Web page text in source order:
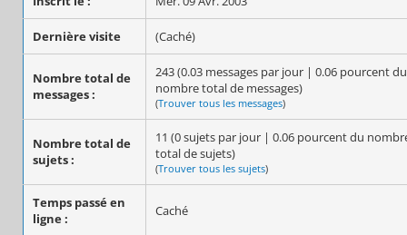
Dernière visite (Caché)
Nombre total de
messages :
243 (0.03 messages par jour | 0.06 pourcent du
nombre total de messages)
(Trouver tous les messages)
Nombre total de
sujets :
11 (0 sujets par jour | 0.06 pourcent du
total de sujets)
(Trouver tous les sujets)
Temps passé en
ligne :
Caché